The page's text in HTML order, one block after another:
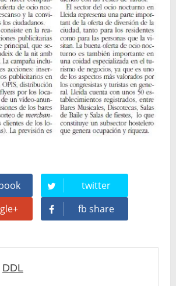
twitter
fb share
DDL